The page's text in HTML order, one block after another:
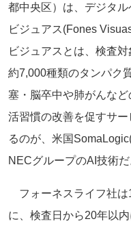
都中央区）は、デジタ
ビジュアス(Fones
ビジュアスとは、検査
約7,000種類のタンパク
塞・脳卒中や肺がんな
活習慣の改善を促すサ
るのが、米国
NECグループのAI技術だ
フォーネスライフ社は
に、検査日から20年以